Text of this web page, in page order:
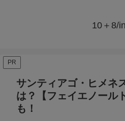
10＋8/
PR
サンティアゴ・ヒメネ
は？【フェイエノール
も！